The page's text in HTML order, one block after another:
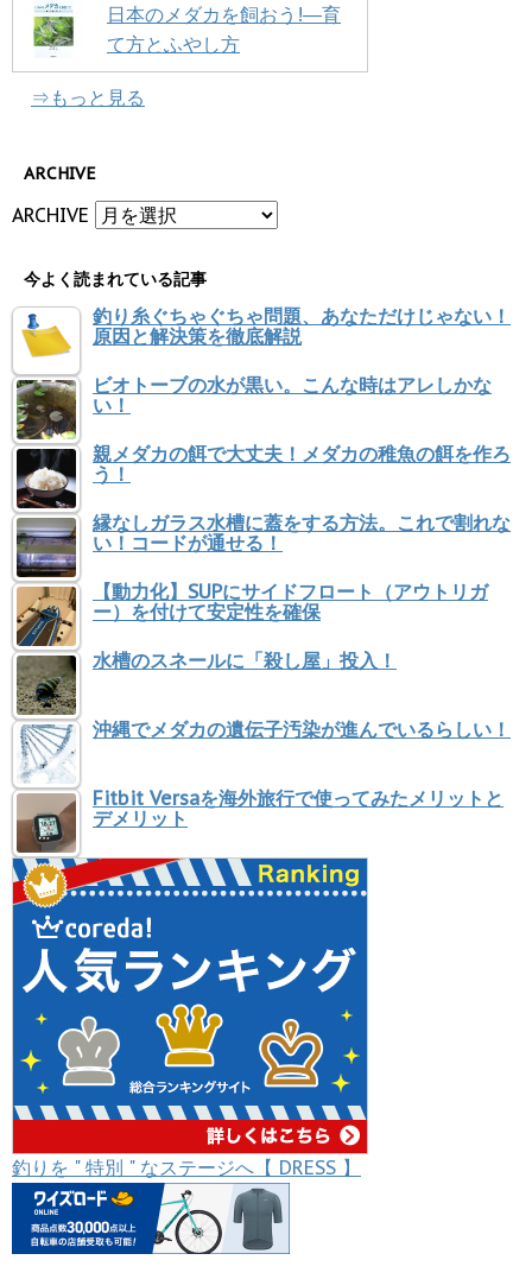
日本のメダカを飼おう!―育
て方とふやし方
⇒もっと見る
ARCHIVE
ARCHIVE
今よく読まれている記事
釣り糸ぐちゃぐちゃ問題、あなただけじゃない！
原因と解決策を徹底解説
ビオトーブの水が黒い。こんな時はアレしかな
い！
親メダカの餌で大丈夫！メダカの稚魚の餌を作ろ
う！
縁なしガラス水槽に蓋をする方法。これで割れな
い！コードが通せる！
【動力化】SUPにサイドフロート（アウトリガ
ー）を付けて安定性を確保
水槽のスネールに「殺し屋」投入！
沖縄でメダカの遺伝子汚染が進んでいるらしい！
Fitbit Versaを海外旅行で使ってみたメリットと
デメリット
釣りを " 特別 " なステージへ【 DRESS 】